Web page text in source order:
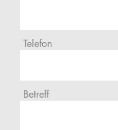
Telefon
Betreff